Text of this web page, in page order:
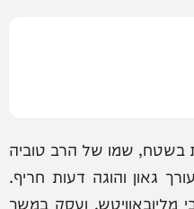
בשטח, שמו של הרב טוביה
גאון והוגה דעות חריף.
מליובאוויטש, ועסק במשך